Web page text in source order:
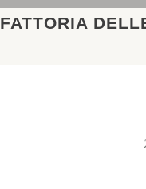
FATTORIA